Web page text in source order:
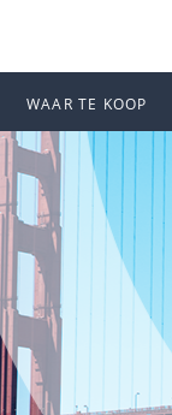
WAAR TE KOOP